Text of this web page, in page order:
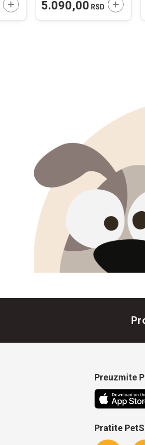
DODAJTE U KORPU
5.090,00 RSD
Preuzmite
Pratite